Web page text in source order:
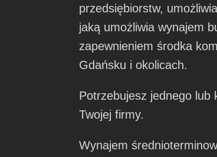
przedsiębiorstw,
jaką umożliwia wynajem
zapewnieniem środka
Gdańsku i okolicach.
Potrzebujesz jednego lub
Twojej firmy.
Wynajem